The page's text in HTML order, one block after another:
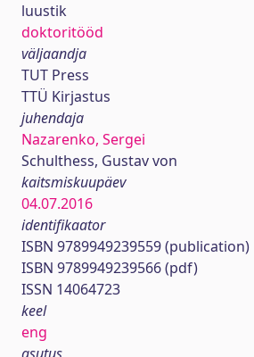
luustik
doktoritööd
väljaandja
TUT Press
TTÜ Kirjastus
juhendaja
Nazarenko, Sergei
Schulthess, Gustav von
kaitsmiskuupäev
04.07.2016
identifikaator
ISBN 9789949239559 (publication)
ISBN 9789949239566 (pdf)
ISSN 14064723
keel
eng